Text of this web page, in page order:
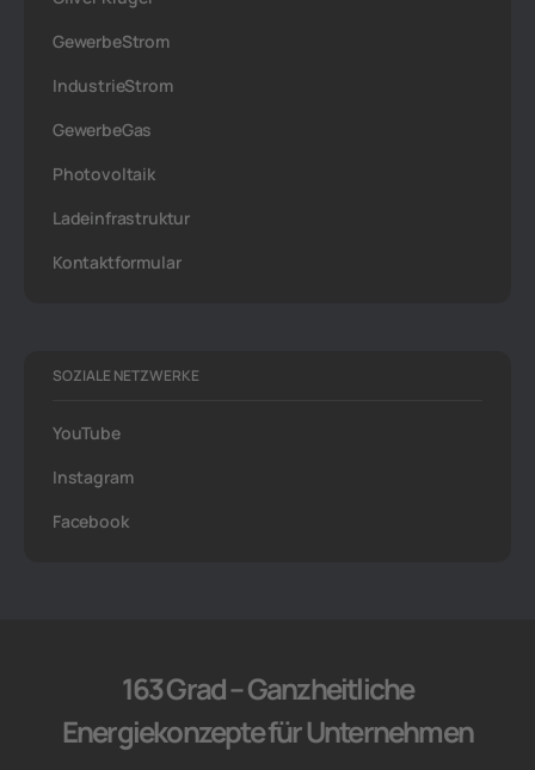
GewerbeStrom
IndustrieStrom
GewerbeGas
Photovoltaik
Ladeinfrastruktur
Kontaktformular
SOZIALE NETZWERKE
YouTube
Instagram
Facebook
163 Grad – Ganzheitliche
Energiekonzepte für Unternehmen